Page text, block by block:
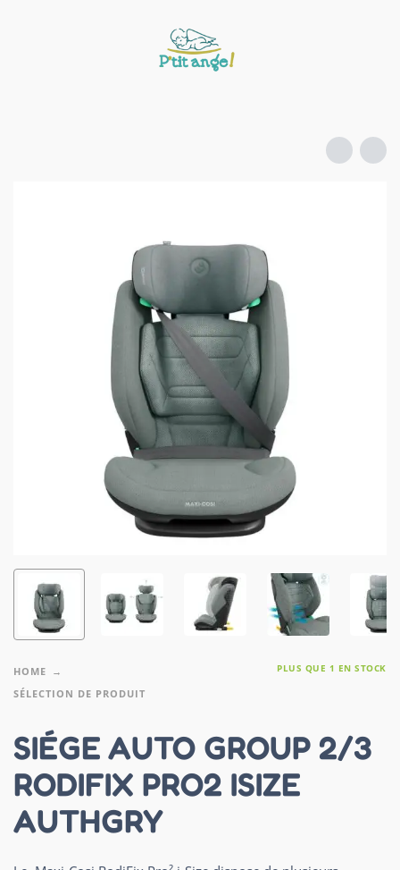
HOME
SÉLECTION DE PRODUIT
PLUS QUE 1 EN STOCK
SIÉGE AUTO GROUP 2/3
RODIFIX PRO2 ISIZE
AUTHGRY